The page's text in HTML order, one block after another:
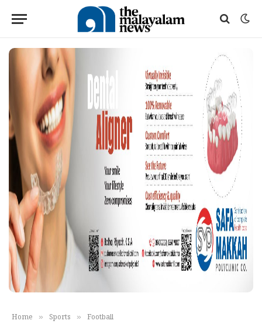
Home » Sports » Football